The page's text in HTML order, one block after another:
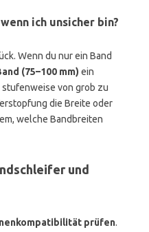
ich unsicher bin?
Wenn du nur ein Band
(75–100 mm) ein
von grob zu
die Breite oder
welche Bandbreiten
und
prüfen.